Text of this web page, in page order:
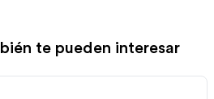
te pueden interesar